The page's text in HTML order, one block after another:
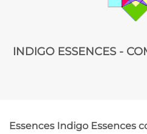
INDIGO ESSENCES -
Essences Indigo Essences